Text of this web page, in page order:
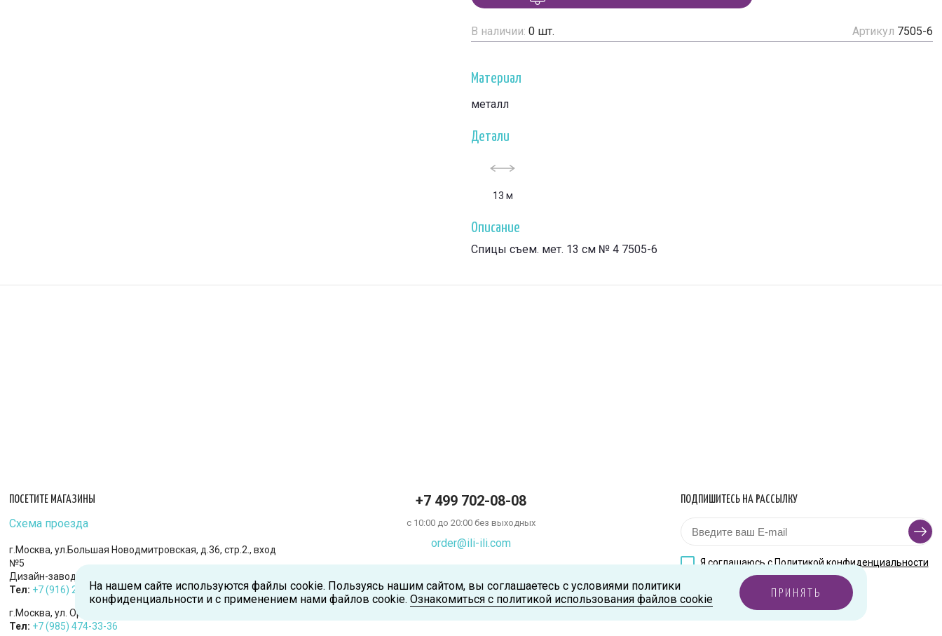
В наличии: 0 шт. Артикул 7505-6
Материал
металл
Детали
13 м
Описание
Спицы съем. мет. 13 см № 4 7505-6
ПОСЕТИТЕ МАГАЗИНЫ
Схема проезда
г.Москва, ул.Большая Новодмитровская, д.36, стр.2., вход
№5
Дизайн-завод «FLACON»
Тел: +7 (916) 215-94-95
г.Москва, ул. Орджоникидзе, д.9, к.1
Тел: +7 (985) 474-33-36
+7 499 702-08-08
с 10:00 до 20:00 без выходных
order@ili-ili.com
ПОДПИШИТЕСЬ НА РАССЫЛКУ
Я соглашаюсь сПолитикой конфиденциальности
На нашем сайте используются файлы cookie. Пользуясь нашим сайтом, вы соглашаетесь с условиями политики
конфиденциальности и с применением нами файлов cookie. Ознакомиться с политикой использования файлов cookie ПРИНЯТЬ